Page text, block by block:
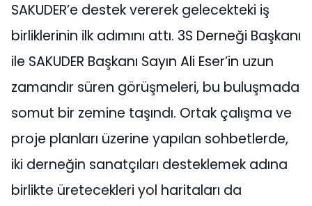
SAKUDER’e destek vererek gelecekteki iş
birliklerinin ilk adımını attı. 3S Derneği Başkanı
ile SAKUDER Başkanı Sayın Ali Eser’in uzun
zamandır süren görüşmeleri, bu buluşmada
somut bir zemine taşındı. Ortak çalışma ve
proje planları üzerine yapılan sohbetlerde,
iki derneğin sanatçıları desteklemek adına
birlikte üretecekleri yol haritaları da